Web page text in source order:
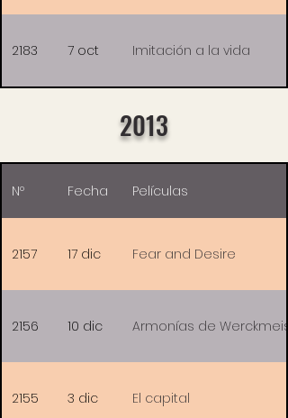
2183 7 oct Imitación a la vida
2013
Nº Fecha Películas
2157 17 dic Fear and Desire
2156 10 dic Armonías de
2155 3 dic El capital